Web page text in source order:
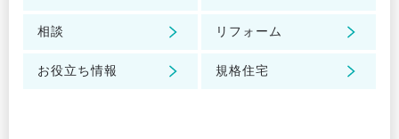
相談 リフォーム
お役立ち情報 規格住宅